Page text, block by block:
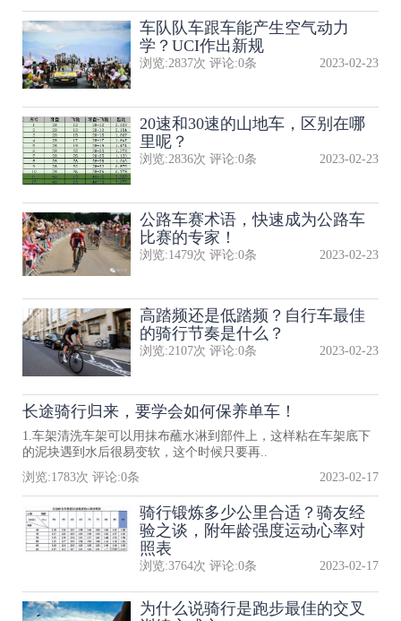
​车队队​车跟车能产生空气动力
学？UCI作出新规
浏览:2837次 评论:0条 2023-02-23
20速和30速的山地车，区别在哪
里呢？
浏览:2836次 评论:0条 2023-02-23
公路车赛术语，快速成为公路车
比赛的专家！
浏览:1479次 评论:0条 2023-02-23
高踏频还是低踏频？自行车最佳
的骑行节奏是什么？
浏览:2107次 评论:0条 2023-02-23
长途骑行归来，要学会如何保养单车！
1.车架清洗车架可以用抹布蘸水淋到部件上，这样粘在车架底下
的泥块遇到水后很易变软，这个时候只要再..
浏览:1783次 评论:0条 2023-02-17
骑行锻炼多少公里合适？骑友经
验之谈，附年龄强度运动心率对
照表
浏览:3764次 评论:0条 2023-02-17
为什么说骑行是跑步最佳的交叉